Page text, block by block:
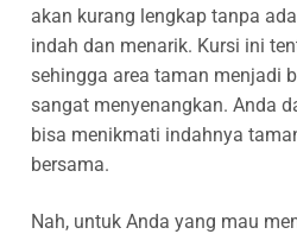
akan kurang lengkap tanpa
indah dan menarik. Kursi ini
sehingga area taman menjadi
sangat menyenangkan. Anda
bisa menikmati indahnya
bersama.
Nah, untuk Anda yang mau